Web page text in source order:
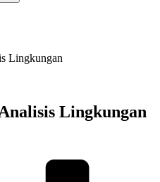
Lingkungan
Lingkungan